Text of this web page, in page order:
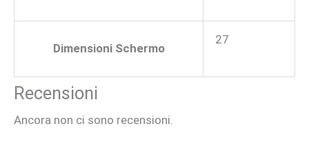
Dimensioni Schermo
27
Recensioni
Ancora non ci sono recensioni.